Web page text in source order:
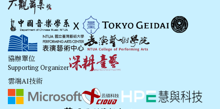
協辦單位
Supporting Organizer
雲端AI技術